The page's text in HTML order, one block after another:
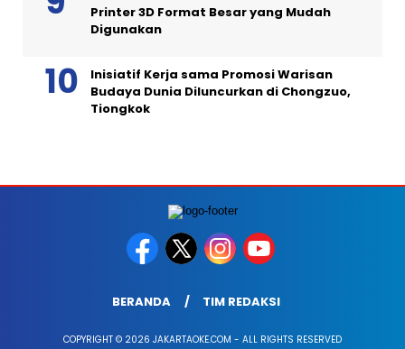
Printer 3D Format Besar yang Mudah
Digunakan
Inisiatif Kerja sama Promosi Warisan
Budaya Dunia Diluncurkan di Chongzuo,
Tiongkok
BERANDA TIM REDAKSI
COPYRIGHT © 2026 JAKARTAOKE.COM - ALL RIGHTS RESERVED